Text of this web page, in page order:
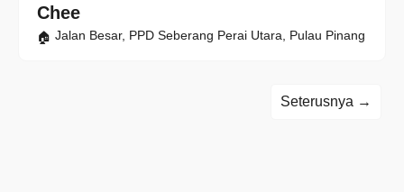
Chee
Jalan Besar, PPD Seberang Perai Utara, Pulau Pinang
Seterusnya →